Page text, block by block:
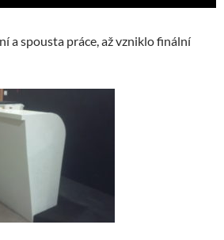
a spousta práce, až vzniklo finální